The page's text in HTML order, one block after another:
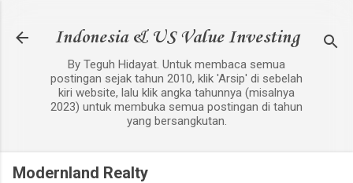
Indonesia & US Value Investing
By Teguh Hidayat. Untuk membaca semua
postingan sejak tahun 2010, klik 'Arsip' di sebelah
kiri website, lalu klik angka tahunnya (misalnya
2023) untuk membuka semua postingan di tahun
yang bersangkutan.
Modernland Realty